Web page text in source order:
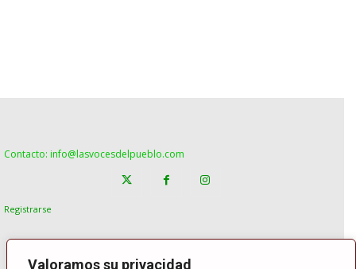
Valoramos su privacidad
Contacto: info@lasvocesdelpueblo.com
Registrarse